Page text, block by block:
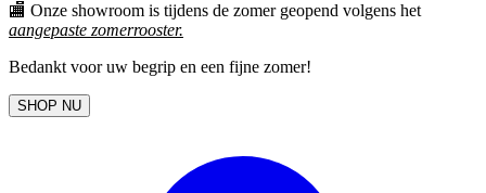
🏬 Onze showroom is tijdens de zomer geopend volgens het
aangepaste zomerrooster.
Bedankt voor uw begrip en een fijne zomer!
SHOP NU